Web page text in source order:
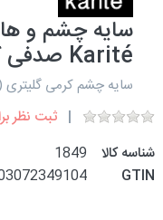
سایه چشم و
Karité صدفی کد 05
سایه چشم کرمی گلیتری
ثبت نظر
شناسه کالا
1849
GTIN